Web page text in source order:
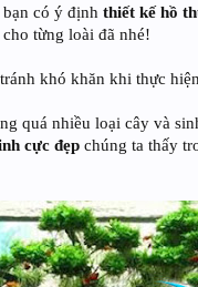
bạn có ý địnhthiết kế hồ
từng loài đã nhé!
khó khăn khi thực
quá nhiều loại cây và
cực đẹpchúng ta thấy